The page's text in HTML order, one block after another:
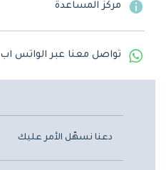
مركز المساعدة
تواصل معنا عبر الواتس اب
دعنا نسهّل الأمر عليك